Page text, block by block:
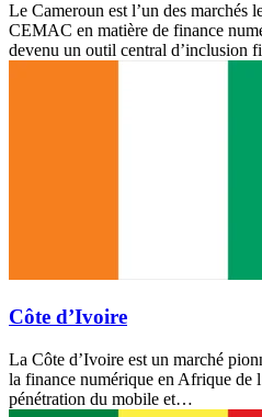
Le Cameroun est l’un des marchés
CEMAC en matière de finance
devenu un outil central d’inclusion
Côte d’Ivoire
La Côte d’Ivoire est un marché
la finance numérique en Afrique de
pénétration du mobile et…